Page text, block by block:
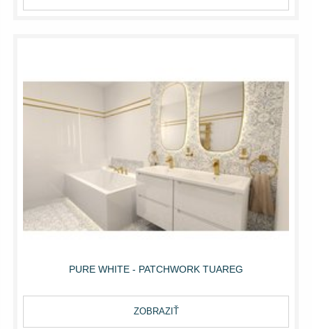
PURE WHITE - PATCHWORK TUAREG
ZOBRAZIŤ